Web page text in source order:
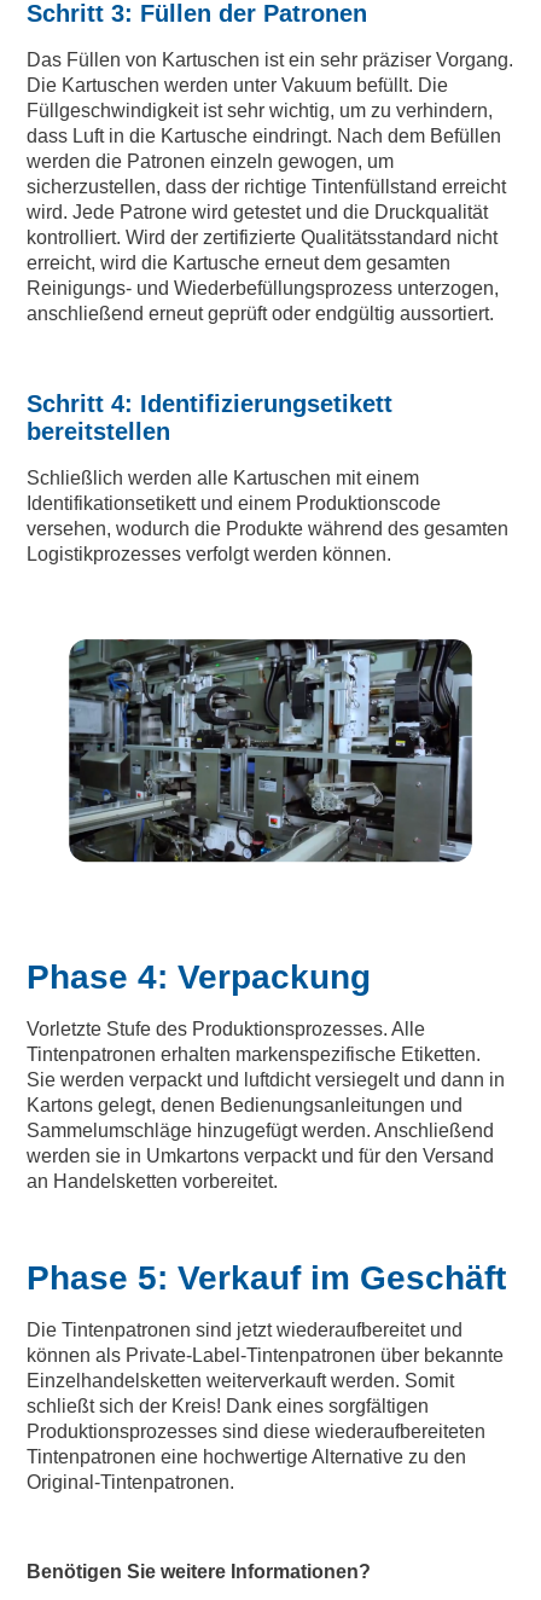
Schritt 3: Füllen der Patronen
Das Füllen von Kartuschen ist ein sehr präziser Vorgang.
Die Kartuschen werden unter Vakuum befüllt. Die
Füllgeschwindigkeit ist sehr wichtig, um zu verhindern,
dass Luft in die Kartusche eindringt. Nach dem Befüllen
werden die Patronen einzeln gewogen, um
sicherzustellen, dass der richtige Tintenfüllstand erreicht
wird. Jede Patrone wird getestet und die Druckqualität
kontrolliert. Wird der zertifizierte Qualitätsstandard nicht
erreicht, wird die Kartusche erneut dem gesamten
Reinigungs- und Wiederbefüllungsprozess unterzogen,
anschließend erneut geprüft oder endgültig aussortiert.
Schritt 4: Identifizierungsetikett
bereitstellen
Schließlich werden alle Kartuschen mit einem
Identifikationsetikett und einem Produktionscode
versehen, wodurch die Produkte während des gesamten
Logistikprozesses verfolgt werden können.
Phase 4: Verpackung
Vorletzte Stufe des Produktionsprozesses. Alle
Tintenpatronen erhalten markenspezifische Etiketten.
Sie werden verpackt und luftdicht versiegelt und dann in
Kartons gelegt, denen Bedienungsanleitungen und
Sammelumschläge hinzugefügt werden. Anschließend
werden sie in Umkartons verpackt und für den Versand
an Handelsketten vorbereitet.
Phase 5: Verkauf im Geschäft
Die Tintenpatronen sind jetzt wiederaufbereitet und
können als Private-Label-Tintenpatronen über bekannte
Einzelhandelsketten weiterverkauft werden. Somit
schließt sich der Kreis! Dank eines sorgfältigen
Produktionsprozesses sind diese wiederaufbereiteten
Tintenpatronen eine hochwertige Alternative zu den
Original-Tintenpatronen.
Benötigen Sie weitere Informationen?